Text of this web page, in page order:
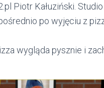
Piotr Kałuziński.
po wyjęciu z
wygląda pysznie i